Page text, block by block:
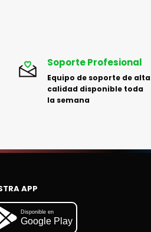
Soporte Profesional
Equipo de soporte de alta
calidad disponible toda
la semana
APP
Disponible en
Google Play